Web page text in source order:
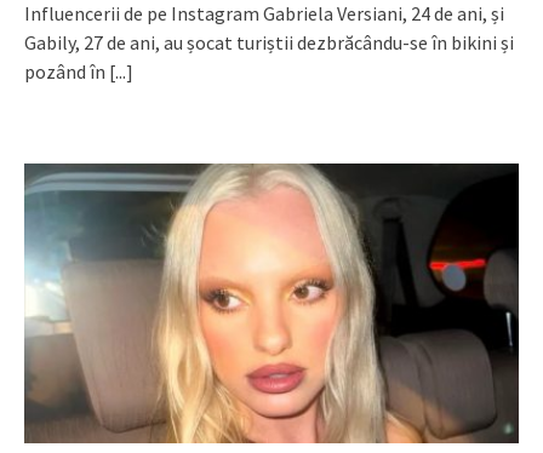
Influencerii de pe Instagram Gabriela Versiani, 24 de ani, și
Gabily, 27 de ani, au șocat turiștii dezbrăcându-se în bikini și
pozând în [...]